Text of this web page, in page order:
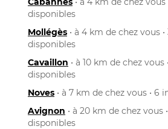
disponibles
Mollégès • à 4 km de chez vous
disponibles
Cavaillon • à 10 km de chez
disponibles
Noves • à 7 km de chez vous •
Avignon • à 20 km de chez vous
disponibles